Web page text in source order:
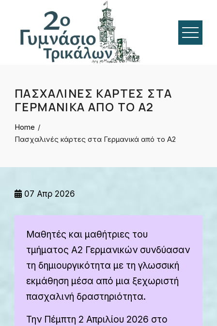
content
ΠΑΣΧΑΛΙΝΈΣ ΚΆΡΤΕΣ ΣΤΑ
ΓΕΡΜΑΝΙΚΆ ΑΠΌ ΤΟ Α2
Home
Πασχαλινές κάρτες στα Γερμανικά από το Α2
07 Απρ 2026
Μαθητές και μαθήτριες του
τμήματος Α2 Γερμανικών συνδύασαν
τη δημιουργικότητα με τη γλωσσική
εκμάθηση μέσα από μια ξεχωριστή
πασχαλινή δραστηριότητα.
Την Πέμπτη 2 Απριλίου 2026 στο